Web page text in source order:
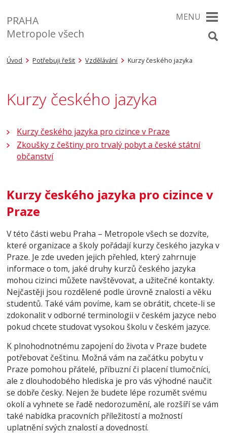
PRAHA
Metropole všech
MENU
Úvod Potřebuji řešit Vzdělávání Kurzy českého jazyka
Kurzy českého jazyka
Kurzy českého jazyka pro cizince v Praze
Zkoušky z češtiny pro trvalý pobyt a české státní
občanství
Kurzy českého jazyka pro cizincev
Praze
V této části webu Praha – Metropole všech se dozvíte,
které organizace a školy pořádají kurzy českého jazyka v
Praze. Je zde uveden jejich přehled, který zahrnuje
informace o tom, jaké druhy kurzů českého jazyka
mohou cizinci můžete navštěvovat, a užitečné kontakty.
Nejčastěji jsou rozdělené podle úrovně znalosti a věku
studentů. Také vám povíme, kam se obrátit, chcete-li se
zdokonalit v odborné terminologii v českém jazyce nebo
pokud chcete studovat vysokou školu v českém jazyce.
K plnohodnotnému zapojení do života v Praze budete
potřebovat češtinu. Možná vám na začátku pobytu v
Praze pomohou přátelé, příbuzní či placení tlumočníci,
ale z dlouhodobého hlediska je pro vás výhodné naučit
se dobře česky. Nejen že budete lépe rozumět svému
okolí a vyhnete se řadě nedorozumění, ale rozšíří se vám
také nabídka pracovních příležitostí a možností
uplatnění svých znalostí a dovedností.